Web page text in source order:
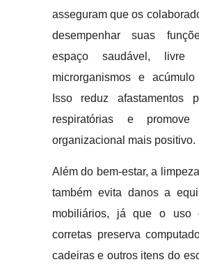
asseguram que os
desempenhar suas
espaço saudável, livre
microrganismos e
Isso reduz afastamentos
respiratórias e
organizacional mais positivo.
Além do bem-estar, a
também evita danos a
mobiliários, já que o uso
corretas preserva
cadeiras e outros itens do